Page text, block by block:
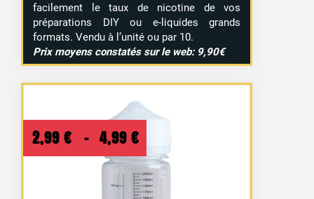
facilement le taux de nicotine de vos
préparations DIY ou e-liquides grands
formats. Vendu à l’unité ou par 10.
Prix moyens constatés sur le web: 9,90€
2,99 € – 4,99 €
de
prix :